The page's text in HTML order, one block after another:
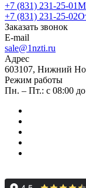
+7 (831) 231-25-01
+7 (831) 231-25-02
Заказать звонок
E-mail
sale@1nzti.ru
Адрес
603107, Нижний
Режим работы
Пн. – Пт.: с 08:00